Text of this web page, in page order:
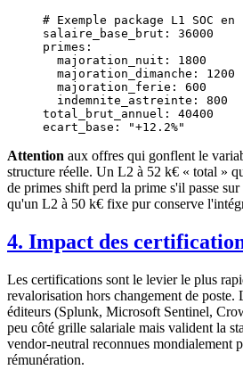
# Exemple package L1 SOC
salaire_base_brut : 36000
primes :
  majoration_nuit
: 1800
  majoration_dimanche
: 1200
  majoration_ferie
: 600
  indemnite_astreinte
: 800
total_brut_annuel : 40400
ecart_base : "+12.2%"
Attention aux offres qui gonflent le
structure réelle. Un L2 à 52 k€ « total »
de primes shift perd la prime s'il passe
qu'un L2 à 50 k€ fixe pur conserve
4. Impact des
Les certifications sont le levier le plus
revalorisation hors changement de poste.
éditeurs (Splunk, Microsoft Sentinel,
peu côté grille salariale mais valident la
vendor-neutral reconnues mondialement
rémunération.